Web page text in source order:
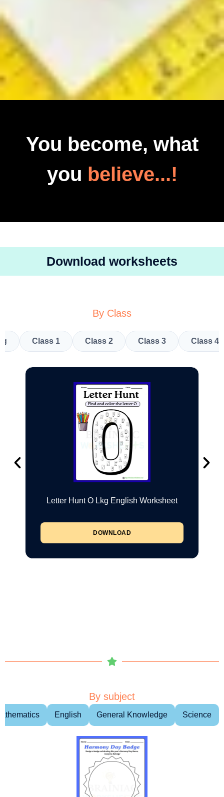
You become, what
you believe...!
Download worksheets
By Class
Class 1 Class 2 Class 3 Class 4
Letter Hunt O Lkg English Worksheet
DOWNLOAD
By subject
English General Knowledge Science